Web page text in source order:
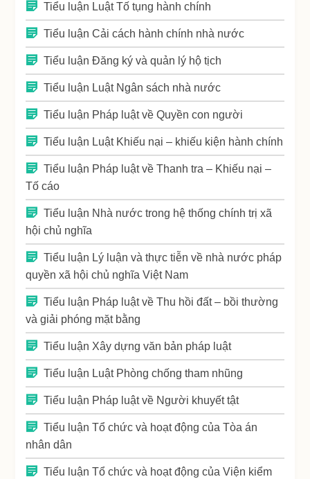
Tiểu luận Luật Tố tụng hành chính
Tiểu luận Cải cách hành chính nhà nước
Tiểu luận Đăng ký và quản lý hộ tịch
Tiểu luận Luật Ngân sách nhà nước
Tiểu luận Pháp luật về Quyền con người
Tiểu luận Luật Khiếu nại – khiếu kiện hành chính
Tiểu luận Pháp luật về Thanh tra – Khiếu nại –
Tố cáo
Tiểu luận Nhà nước trong hệ thống chính trị xã
hội chủ nghĩa
Tiểu luận Lý luận và thực tiễn về nhà nước pháp
quyền xã hội chủ nghĩa Việt Nam
Tiểu luận Pháp luật về Thu hồi đất – bồi thường
và giải phóng mặt bằng
Tiểu luận Xây dựng văn bản pháp luật
Tiểu luận Luật Phòng chống tham nhũng
Tiểu luận Pháp luật về Người khuyết tật
Tiểu luận Tổ chức và hoạt động của Tòa án
nhân dân
Tiểu luận Tổ chức và hoạt động của Viện kiểm